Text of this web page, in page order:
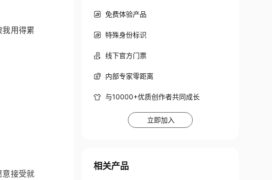
用得累
接受就
免费体验产品
特殊身份标识
线下官方门票
内部专家零距离
与10000+优质创作者共同成长
立即加入
相关产品